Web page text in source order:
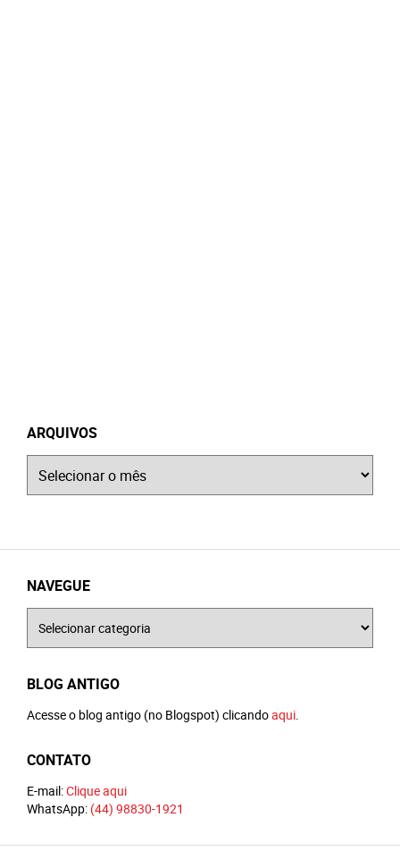
ARQUIVOS
NAVEGUE
BLOG ANTIGO
Acesse o blog antigo (no Blogspot) clicandoaqui.
CONTATO
E-mail:Clique aqui
WhatsApp: (44) 98830-1921